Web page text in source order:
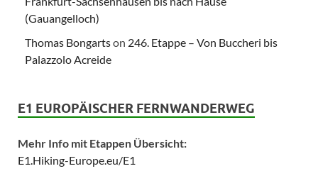
(Gauangelloch)
Thomas Bongartson 246. Etappe – Von Buccheri bis
Palazzolo Acreide
E1 EUROPÄISCHER FERNWANDERWEG
Mehr Info mit Etappen Übersicht:
E1.Hiking-Europe.eu/E1